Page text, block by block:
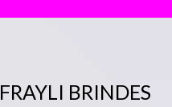
FRAYLI BRINDES